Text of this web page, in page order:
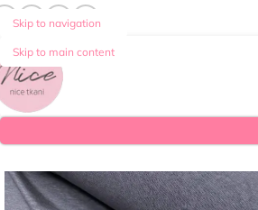
Skip to navigation
Skip to main content